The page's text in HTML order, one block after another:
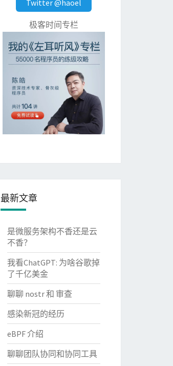
Twitter @haoel
极客时间专栏
最新文章
是微服务架构不香还是云
不香？
我看ChatGPT: 为啥谷歌掉
了千亿美金
聊聊 nostr 和 审查
感染新冠的经历
eBPF 介绍
聊聊团队协同和协同工具